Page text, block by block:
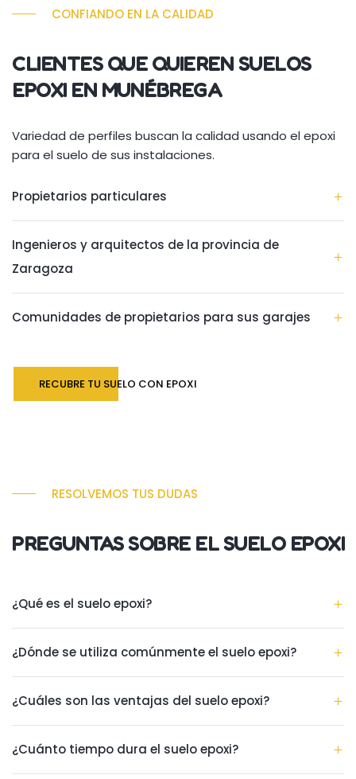
CONFIANDO EN LA CALIDAD
CLIENTES QUE QUIEREN SUELOS
EPOXI EN MUNÉBREGA
Variedad de perfiles buscan la calidad usando el epoxi
para el suelo de sus instalaciones.
Propietarios particulares
Ingenieros y arquitectos de la provincia de
Zaragoza
Comunidades de propietarios para sus garajes
RECUBRE TU SUELO CON EPOXI
RESOLVEMOS TUS DUDAS
PREGUNTAS SOBRE EL SUELO EPOXI
¿Qué es el suelo epoxi?
¿Dónde se utiliza comúnmente el suelo epoxi?
¿Cuáles son las ventajas del suelo epoxi?
¿Cuánto tiempo dura el suelo epoxi?